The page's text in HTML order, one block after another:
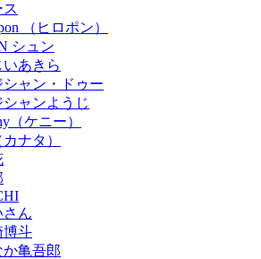
ス
（ヒロポン）
シュン
いあきら
シャン・ドゥー
シャンようじ
（ケニー）
ナタ）
さん
博斗
か亀吾郎